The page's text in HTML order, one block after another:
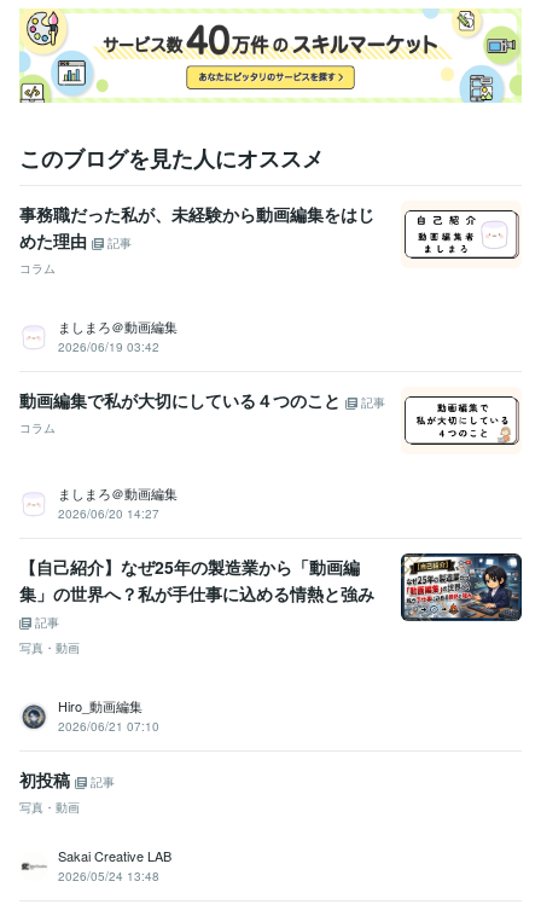
このブログを見た人にオススメ
事務職だった私が、未経験から動画編集をはじ
めた理由
記事
コラム
ましまろ＠動画編集
2026/06/19 03:42
動画編集で私が大切にしている４つのこと
記事
コラム
ましまろ＠動画編集
2026/06/20 14:27
【自己紹介】なぜ25年の製造業から「動画編
集」の世界へ？私が手仕事に込める情熱と強み
記事
写真・動画
Hiro_動画編集
2026/06/21 07:10
初投稿
記事
写真・動画
Sakai Creative LAB
2026/05/24 13:48